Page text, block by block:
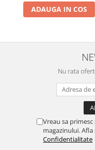
Veioze si Lampi
Cantarire
Aparate de spalat cu
Accesorii aparatele de
Aparate de spalat cu
Instalatii sanitare
Articole si accesorii pentru
ADAUGA IN COS
Nu rata
Vreau sa
magazinului.
Confidentialitate